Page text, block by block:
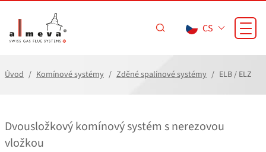
CS
Úvod Komínové systémy Zděné spalinové systémy ELB / ELZ
Dvousložkový komínový systém s nerezovou
vložkou